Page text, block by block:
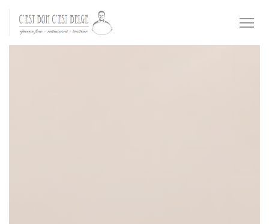
Personnalisation de vos choix en matière de cookies